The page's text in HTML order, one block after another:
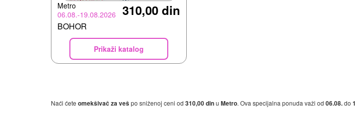
Metro
06.08.-19.08.2026
310,00 din
BOHOR
Prikaži katalog
Naći ćete omekšivač za vešpo sniženoj ceni od 310,00 dinu Metro. Ova specijalna ponuda važi od 06.08.do